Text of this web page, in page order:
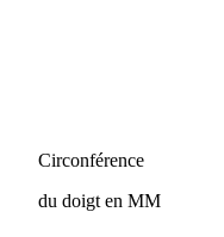
Circonférence
du doigt en MM